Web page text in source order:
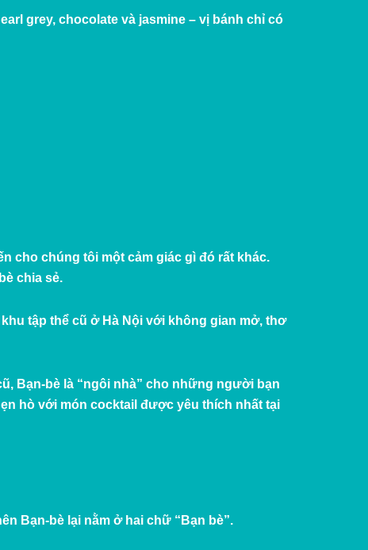
grey, chocolate và jasmine – vị bánh chỉ có
cho chúng tôi một cảm giác gì đó rất khác.
chia sẻ.
tập thể cũ ở Hà Nội với không gian mở, thơ
Bạn-bè là “ngôi nhà” cho những người bạn
hò với món cocktail được yêu thích nhất tại
Bạn-bè lại nằm ở hai chữ “Bạn bè”.